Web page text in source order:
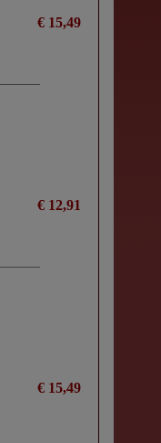
€ 15,49
€ 12,91
€ 15,49